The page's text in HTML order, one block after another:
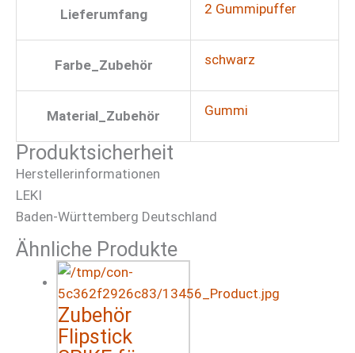
Lieferumfang 2 Gummipuffer
Farbe_Zubehör schwarz
Material_Zubehör Gummi
Produktsicherheit
Herstellerinformationen
LEKI
Baden-Württemberg Deutschland
Ähnliche Produkte
Zubehör
Flipstick